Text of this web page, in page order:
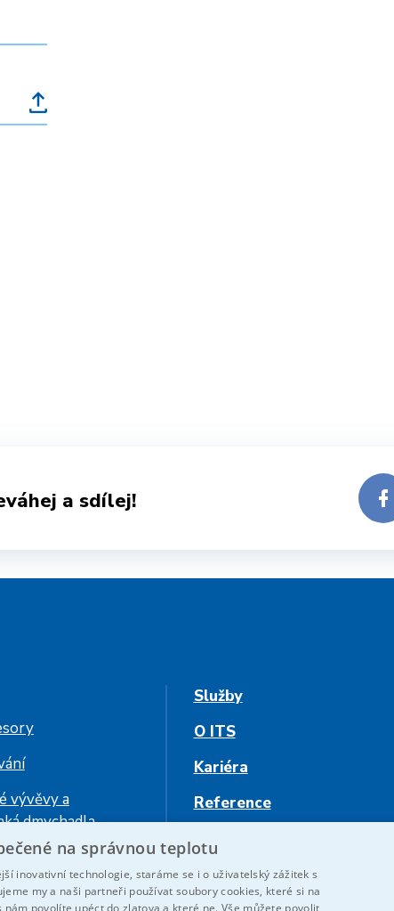
a sdílej!
vývěvy a
dmychadla
Služby
O ITS
Kariéra
Reference
Kontaktujte nás
na správnou teplotu
inovativní technologie, staráme se i o uživatelský zážitek s
my a naši partneři používat soubory cookies, které si na
povolíte upéct do zlatova a které ne. Vše můžete povolit